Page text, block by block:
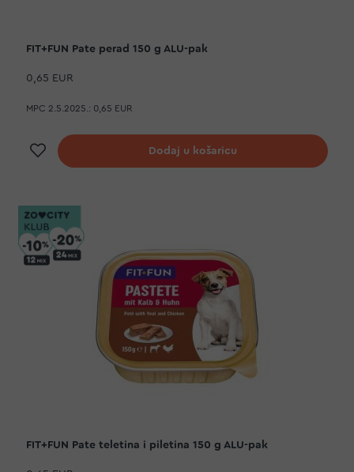
FIT+FUN Pate perad 150 g ALU-pak
0,65 EUR
MPC 2.5.2025.: 0,65 EUR
Dodaj na listu želja
Dodaj u košaricu
FIT+FUN Pate teletina i piletina 150 g ALU-pak